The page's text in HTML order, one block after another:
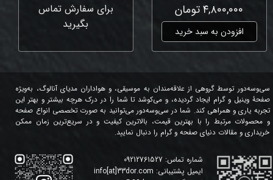
۴,۸۰۰,۰۰۰ تومان
افزودن به سبد خرید
برای سفارش تماس
بگیرید
شماره تماس:
ایمیل پشتیبانی: info[at]33dor.com
سی‌وسه‌دور توسط گروهی از علاقه‌مندان به موسیقی، و هواداران مدیای آنالوگ، به‌ویژه
صفحۀ وینیل و گرام ایجاد گردیده، و می‌کوشد تا شما را در درک هرچه بیشتر و بهتر این
تجربه یاری و همراهی کند. شما در سی‌وسه‌دور می‌توانید به صورت تخصصی انواع صفحه
و محصولات مرتبط را با بهترین قیمت، بالاترین کیفیت و در سریع‌ترین زمان ممکن
خریداری و مقالات دنیای صفحه و گرام را دنبال نمایید.